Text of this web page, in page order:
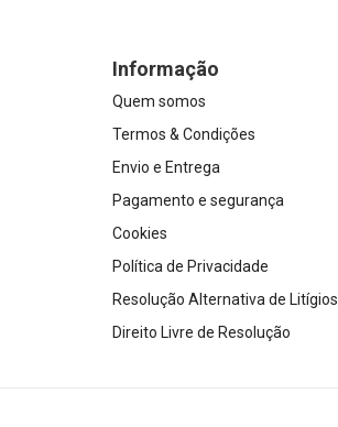
Informação
Quem somos
Termos & Condições
Envio e Entrega
Pagamento e segurança
Cookies
Política de Privacidade
Resolução Alternativa de Litígios
Direito Livre de Resolução